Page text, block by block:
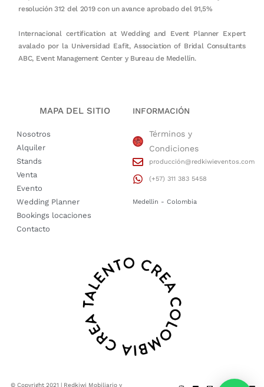
resolución 312 del 2019 con un avance aprobado del 91,5%
Internacional certification at Wedding and Event Planner Expert
avalado por la Universidad Eafit, Association of Bridal Consultants
ABC, Event Management Center y Bureau de Medellín.
MAPA DEL SITIO
Nosotros
Alquiler
Stands
Venta
Evento
Wedding Planner
Bookings locaciones
Contacto
INFORMACIÓN
Términos y
Condiciones
producción@redkiwieventos.com
(+57) 311 383 5458
Medellin - Colombia
© Copyright 2021 | Redkiwi Mobiliario y